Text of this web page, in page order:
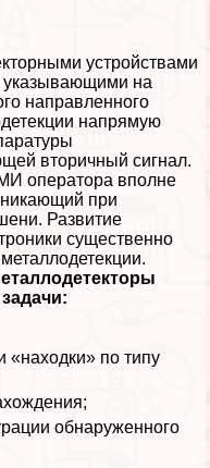
устройствами
указывающими на
направленного
напрямую
вторичный сигнал.
оператора вполне
при
Развитие
существенно
«находки» по типу
обнаруженного